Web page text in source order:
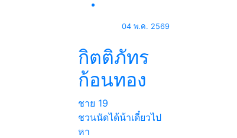
04 พ.ค. 2569
กิตติภัทร
ก้อนทอง
ชาย 19
ชวนนัดได้น้าเดี๋ยวไป
หา